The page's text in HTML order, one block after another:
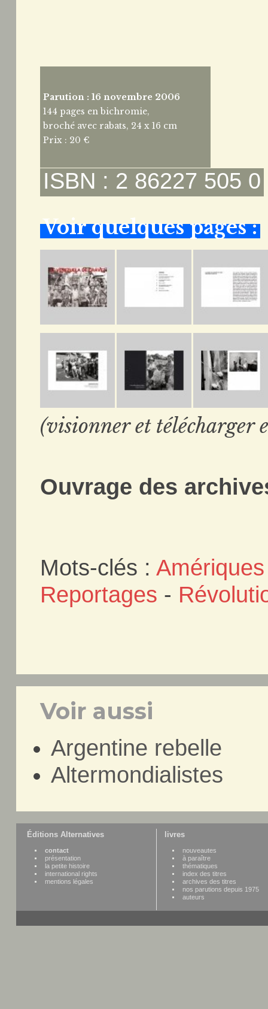
Parution : 16 novembre 2006
144 pages en bichromie,
broché avec rabats, 24 x 16 cm
Prix : 20 €
ISBN : 2 86227 505 0
Voir quelques pages :
(visionner et télécharger
Ouvrage des
Mots-clés :Amériques
Reportages -
Voir aussi
Argentine rebelle
Altermondialistes
Éditions Alternatives
contact
présentation
la petite histoire
international rights
mentions légales
livres
nouveautes
à paraître
thématiques
index des titres
archives des titres
nos parutions depuis 1975
auteurs